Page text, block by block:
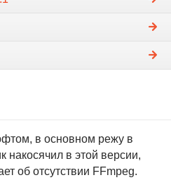
в основном режу в
накосячил в этой версии,
об отсутствии FFmpeg.